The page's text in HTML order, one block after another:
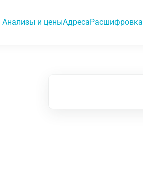
Анализы и ценыАдресаРасшифровка